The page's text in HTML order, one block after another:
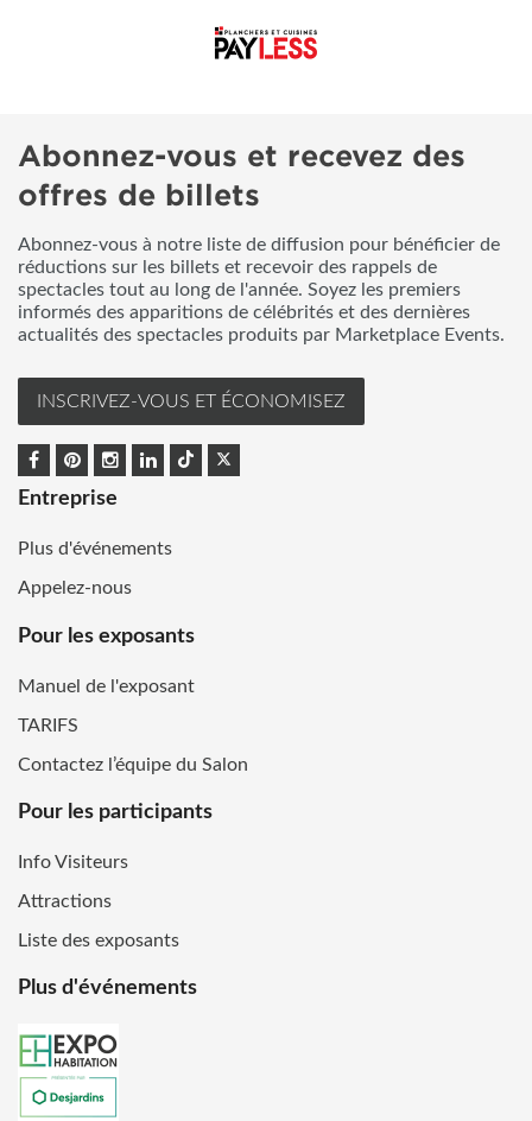
Abonnez-vous et recevez des
offres de billets
Abonnez-vous à notre liste de diffusion pour bénéficier de
réductions sur les billets et recevoir des rappels de
spectacles tout au long de l'année. Soyez les premiers
informés des apparitions de célébrités et des dernières
actualités des spectacles produits par Marketplace Events.
INSCRIVEZ-VOUS ET ÉCONOMISEZ
Entreprise
Plus d'événements
Appelez-nous
Pour les exposants
Manuel de l'exposant
TARIFS
Contactez l’équipe du Salon
Pour les participants
Info Visiteurs
Attractions
Liste des exposants
Plus d'événements